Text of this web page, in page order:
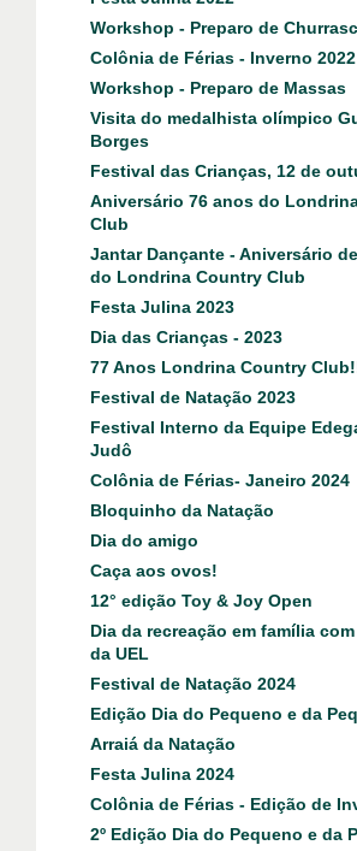
Workshop - Preparo de
Colônia de Férias - Inverno 2022
Workshop - Preparo de Massas
Visita do medalhista olímpico
Borges
Festival das Crianças, 12 de
Aniversário 76 anos do
Club
Jantar Dançante - Aniversário
do Londrina Country Club
Festa Julina 2023
Dia das Crianças - 2023
77 Anos Londrina Country
Festival de Natação 2023
Festival Interno da Equipe
Judô
Colônia de Férias- Janeiro 2024
Bloquinho da Natação
Dia do amigo
Caça aos ovos!
12° edição Toy & Joy Open
Dia da recreação em família
da UEL
Festival de Natação 2024
Edição Dia do Pequeno e da
Arraiá da Natação
Festa Julina 2024
Colônia de Férias - Edição de
2º Edição Dia do Pequeno e da